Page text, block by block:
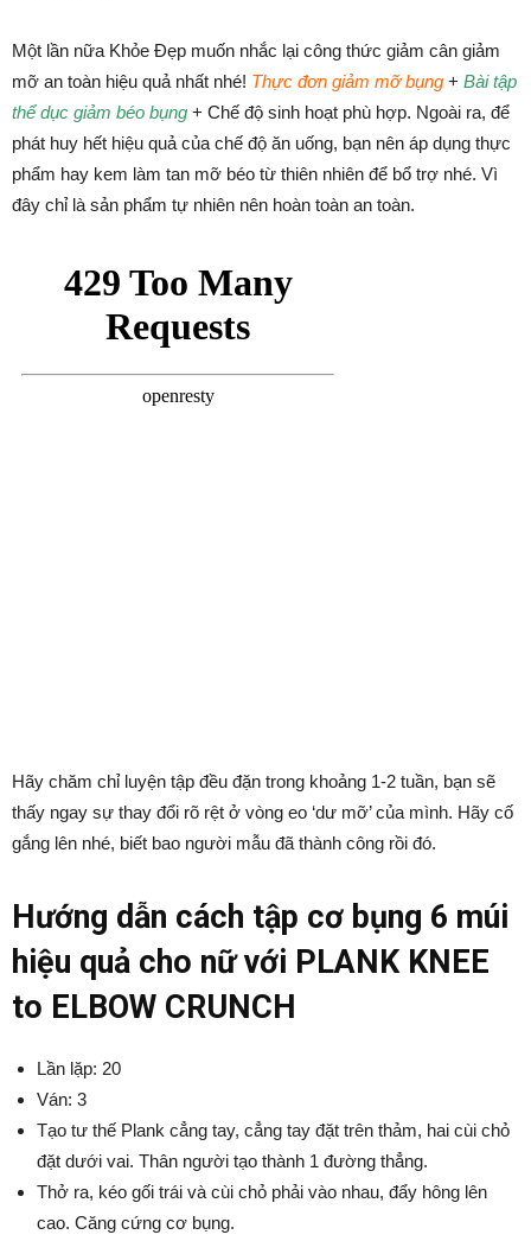
Một lần nữa Khỏe Đẹp muốn nhắc lại công thức giảm cân giảm
mỡ an toàn hiệu quả nhất nhé! Thực đơn giảm mỡ bụng + Bài tập
thể dục giảm béo bụng + Chế độ sinh hoạt phù hợp. Ngoài ra, để
phát huy hết hiệu quả của chế độ ăn uống, bạn nên áp dụng thực
phẩm hay kem làm tan mỡ béo từ thiên nhiên để bổ trợ nhé. Vì
đây chỉ là sản phẩm tự nhiên nên hoàn toàn an toàn.
Hãy chăm chỉ luyện tập đều đặn trong khoảng 1-2 tuần, bạn sẽ
thấy ngay sự thay đổi rõ rệt ở vòng eo ‘dư mỡ’ của mình. Hãy cố
gắng lên nhé, biết bao người mẫu đã thành công rồi đó.
Hướng dẫn cách tập cơ bụng 6 múi
hiệu quả cho nữ với PLANK KNEE
to ELBOW CRUNCH
Lần lặp: 20
Ván: 3
Tạo tư thế Plank cẳng tay, cẳng tay đặt trên thảm, hai cùi chỏ
đặt dưới vai. Thân người tạo thành 1 đường thẳng.
Thở ra, kéo gối trái và cùi chỏ phải vào nhau, đẩy hông lên
cao. Căng cứng cơ bụng.